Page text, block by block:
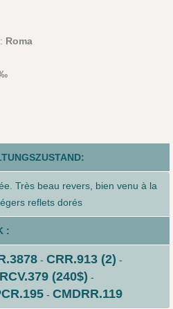
Roma
Très beau revers, bien venu à la
reflets dorés
:
- CRR.913 (2) -
RCV.379 (240$) -
- CMDRR.119